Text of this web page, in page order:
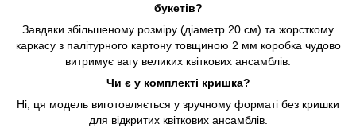
букетів?
Завдяки збільшеному розміру (діаметр 20 см) та жорсткому
каркасу з палітурного картону товщиною 2 мм коробка чудово
витримує вагу великих квіткових ансамблів.
Чи є у комплекті кришка?
Ні, ця модель виготовляється у зручному форматі без кришки
для відкритих квіткових ансамблів.